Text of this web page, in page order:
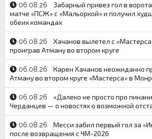
06.08.26
Забарный привез гол в
матче «ПСЖ» с «Мальоркой» и получил
обеих командах
06.08.26
Хачанов вылетел с
проиграв Атману во втором круге
06.08.26
Карен Хачанов неожиданно
Атману во втором круге «Мастерса» в
06.08.26
«Далеко не просто про
Черданцев — о новостях о возможной
06.08.26
Месси забил первый гол за
после возвращения с ЧМ-2026